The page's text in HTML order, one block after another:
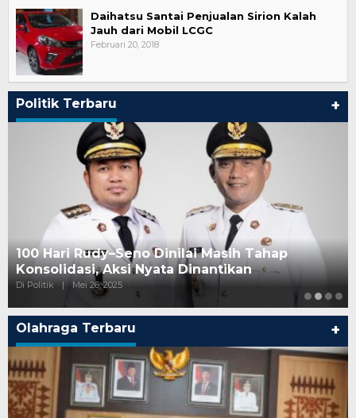
Daihatsu Santai Penjualan Sirion Kalah
Jauh dari Mobil LCGC
Februari 20, 2018
Politik Terbaru +
100 Hari Rudy–Seno Dinilai Masih Tahap
Konsolidasi, Aksi Nyata Dinantikan
Di Politik | Mei 26, 2025
Olahraga Terbaru +